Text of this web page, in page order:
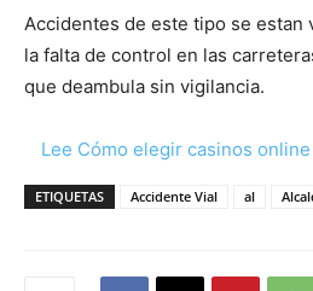
Accidentes de este tipo se estan
la falta de control en las
que deambula sin vigilancia.
Lee Cómo elegir casinos
ETIQUETAS Accidente Vial al